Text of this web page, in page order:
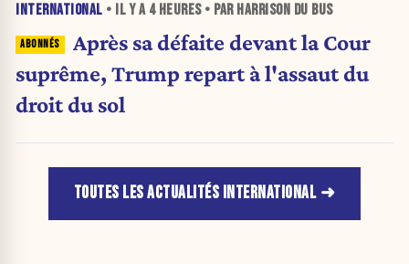
INTERNATIONAL • IL Y A 4 HEURES• PAR HARRISON DU BUS
Après sa défaite devant la Cour
suprême, Trump repart à l'assaut du
droit du sol
TOUTES LES ACTUALITÉS INTERNATIONAL